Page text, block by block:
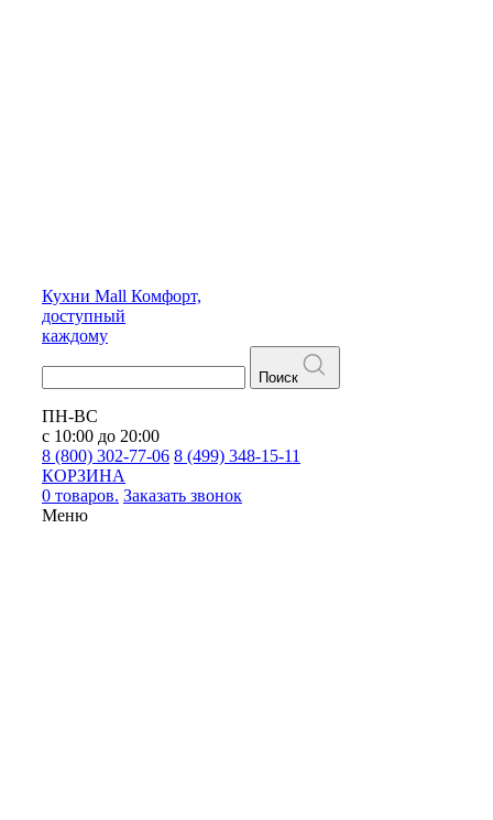
Кухни Mall Комфорт,
доступный
каждому
Поиск
ПН-ВС
с 10:00 до 20:00
8 (800) 302-77-06 8 (499) 348-15-11
КОРЗИНА
0 товаров. Заказать звонок
Меню